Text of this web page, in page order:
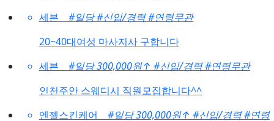
세븐
#일당#신입/경력#연령무관
20~40대여성 마사지사 구합니다
세븐
#일당 300,000원↑ #신입/경력#연령무관
인천주안 스웨디시 직원모집합니다^^
엔젤스킨케어
#일당 300,000원↑ #신입/경력#연령